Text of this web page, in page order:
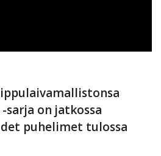
sarja on jatkossa
puhelimet tulossa